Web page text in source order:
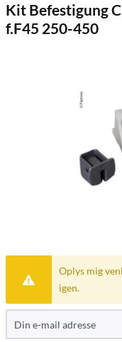
Kit Befestigung
f.F45 250-450
Oplys mig
igen.